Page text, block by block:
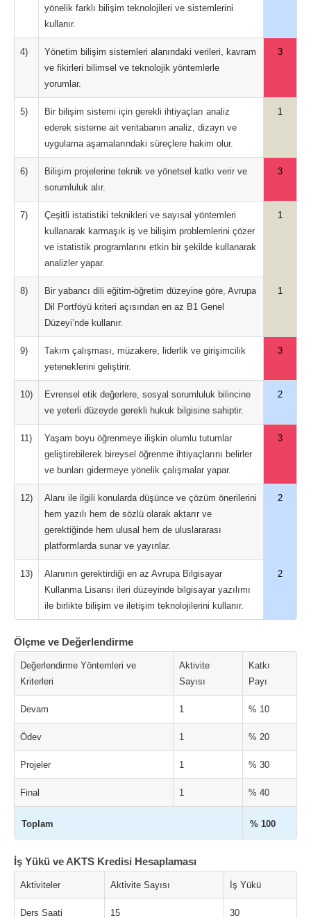
yönelik farklı bilişim teknolojileri ve sistemlerini
kullanır.
4)
Yönetim bilişim sistemleri alanındaki verileri, kavram
ve fikirleri bilimsel ve teknolojik yöntemlerle
yorumlar.
3
5)
Bir bilişim sistemi için gerekli ihtiyaçları analiz
ederek sisteme ait veritabanın analiz, dizayn ve
uygulama aşamalarındaki süreçlere hakim olur.
1
6)
Bilişim projelerine teknik ve yönetsel katkı verir ve
sorumluluk alır.
3
7)
Çeşitli istatistiki teknikleri ve sayısal yöntemleri
kullanarak karmaşık iş ve bilişim problemlerini çözer
ve istatistik programlarını etkin bir şekilde kullanarak
analizler yapar.
1
8)
Bir yabancı dili eğitim-öğretim düzeyine göre, Avrupa
Dil Portföyü kriteri açısından en az B1 Genel
Düzeyi’nde kullanır.
1
9)
Takım çalışması, müzakere, liderlik ve girişimcilik
yeteneklerini geliştirir.
3
10)
Evrensel etik değerlere, sosyal sorumluluk bilincine
ve yeterli düzeyde gerekli hukuk bilgisine sahiptir.
2
11)
Yaşam boyu öğrenmeye ilişkin olumlu tutumlar
geliştirebilerek bireysel öğrenme ihtiyaçlarını belirler
ve bunları gidermeye yönelik çalışmalar yapar.
3
12)
Alanı ile ilgili konularda düşünce ve çözüm önerilerini
hem yazılı hem de sözlü olarak aktarır ve
gerektiğinde hem ulusal hem de uluslararası
platformlarda sunar ve yayınlar.
2
13)
Alanının gerektirdiği en az Avrupa Bilgisayar
Kullanma Lisansı ileri düzeyinde bilgisayar yazılımı
ile birlikte bilişim ve iletişim teknolojilerini kullanır.
2
Ölçme ve Değerlendirme
Değerlendirme Yöntemleri ve
Kriterleri
Aktivite
Sayısı
Katkı
Payı
Devam 1 % 10
Ödev 1 % 20
Projeler 1 % 30
Final 1 % 40
Toplam % 100
İş Yükü ve AKTS Kredisi Hesaplaması
Aktiviteler Aktivite Sayısı İş Yükü
Ders Saati 15 30